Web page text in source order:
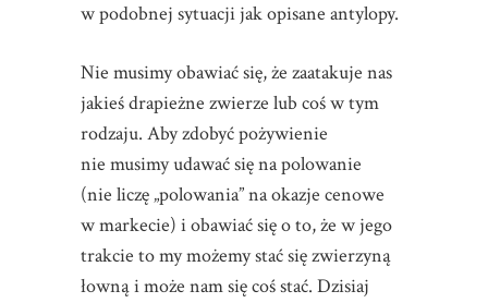
w podobnej sytuacji jak opisane antylopy.
Nie musimy obawiać się, że zaatakuje nas
jakieś drapieżne zwierze lub coś w tym
rodzaju. Aby zdobyć pożywienie
nie musimy udawać się na polowanie
(nie liczę „polowania” na okazje cenowe
w markecie) i obawiać się o to, że w jego
trakcie to my możemy stać się zwierzyną
łowną i może nam się coś stać. Dzisiaj